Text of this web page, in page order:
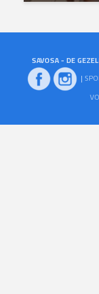
SAVOSA - DE
|